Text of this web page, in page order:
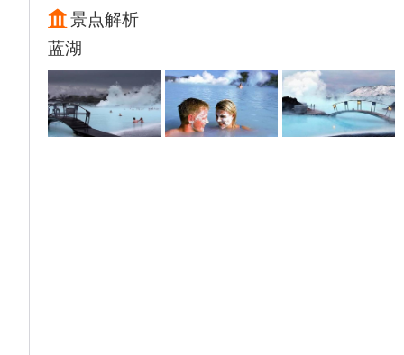
们将会看到很多的冰舌和冰帽。冰川海拔
1500米，冰层平均厚度超过900米，部分冰层
的厚度超过了1000米。瓦特纳冰川是冰岛最
大的冰冠。瓦特纳冰川不静止的特性成为冰岛
的典型风光。
【黑沙滩】观光（游览约30分钟）黑沙滩的形
景点解析
蓝湖